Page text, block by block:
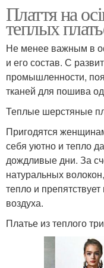
Плаття на
теплых
Не менее важным в
и его состав. С
промышленности,
тканей для пошива
Теплые шерстяные
Пригодятся
себя уютно и тепло
дождливые дни. За
натуральных
тепло и
воздуха.
Платье из теплого